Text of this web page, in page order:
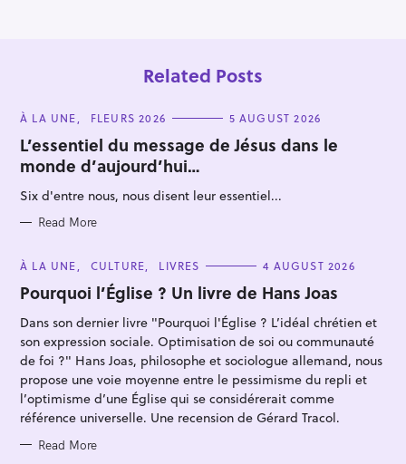
Related Posts
C
T
E
G
O
R
I
S
À LA UNE FLEURS 2026 5 AUGUST 2026
L’essentiel du message de Jésus dans le
monde d’aujourd’hui…
Six d'entre nous, nous disent leur essentiel...
Read More
C
T
E
O
I
E
S
À LA UNE CULTURE LIVRES 4 AUGUST 2026
Pourquoi l’Église ? Un livre de Hans Joas
Dans son dernier livre "Pourquoi l'Église ? L’idéal chrétien et
son expression sociale. Optimisation de soi ou communauté
de foi ?" Hans Joas, philosophe et sociologue allemand, nous
propose une voie moyenne entre le pessimisme du repli et
l’optimisme d’une Église qui se considérerait comme
référence universelle. Une recension de Gérard Tracol.
Read More
S
e
a
r
c
h
f
o